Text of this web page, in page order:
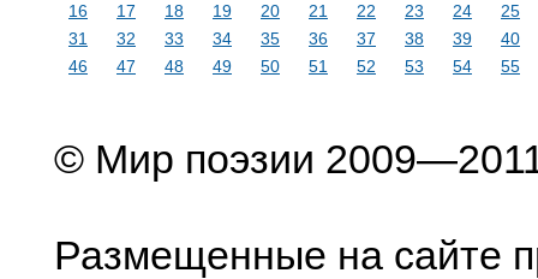
16
17 18 19 20 21 22 23 24
25
31
32 33 34 35 36 37 38 39
40
46
47 48 49 50 51 52 53 54 55
© Мир поэзии
Размещенные на сайте